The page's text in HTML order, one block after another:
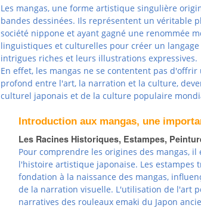
Les mangas, une forme artistique singulière
bandes dessinées. Ils représentent un véritable
société nippone et ayant gagné une renommée
linguistiques et culturelles pour créer un
intrigues riches et leurs illustrations expressives.
En effet, les mangas ne se contentent pas
profond entre l'art, la narration et la culture,
culturel japonais et de la culture populaire
Introduction aux mangas, une
Les Racines Historiques, Estampes,
Pour comprendre les origines des mangas,
l'histoire artistique japonaise. Les estampes
fondation à la naissance des mangas,
de la narration visuelle. L'utilisation de l'art
narratives des rouleaux emaki du Japon